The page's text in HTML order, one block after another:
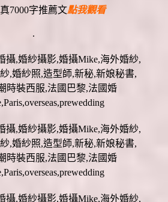
7000字推薦文點我觀看
.